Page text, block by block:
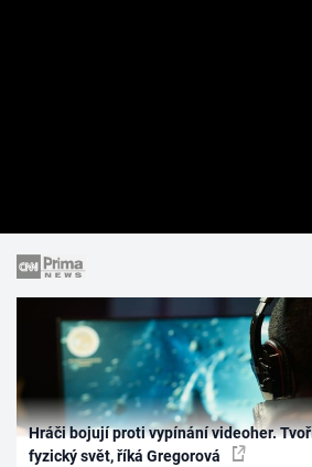
Hráči bojují proti vypínání videoher.
fyzický svět, říká Gregorová